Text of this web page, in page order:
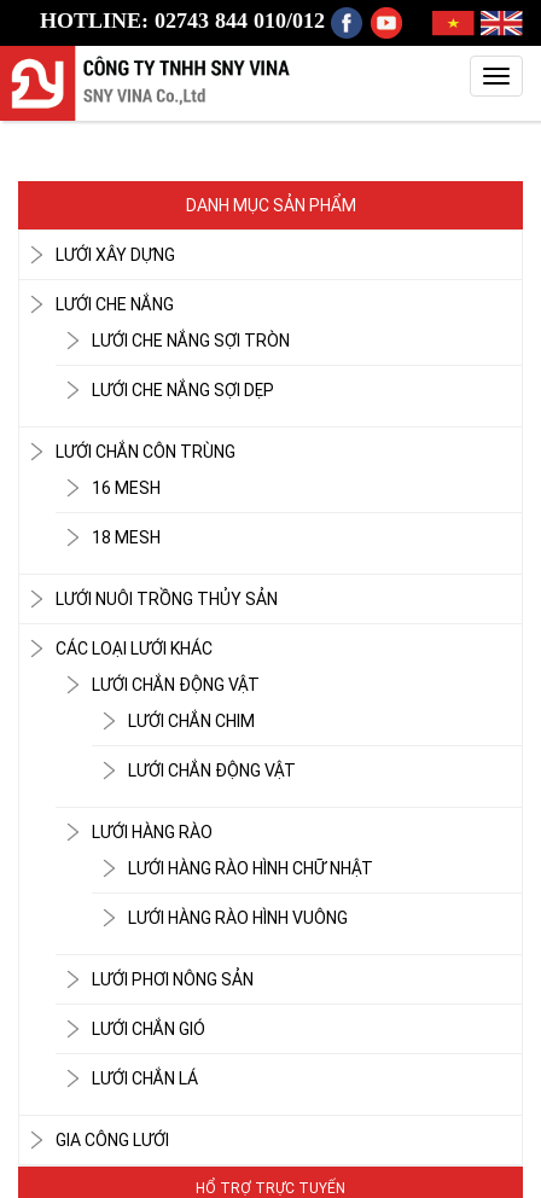
HOTLINE: 02743 844 010/012
DANH MỤC SẢN PHẨM
LƯỚI XÂY DỰNG
LƯỚI CHE NẮNG
LƯỚI CHE NẮNG SỢI TRÒN
LƯỚI CHE NẮNG SỢI DẸP
LƯỚI CHẮN CÔN TRÙNG
16 MESH
18 MESH
LƯỚI NUÔI TRỒNG THỦY SẢN
CÁC LOẠI LƯỚI KHÁC
LƯỚI CHẮN ĐỘNG VẬT
LƯỚI CHẮN CHIM
LƯỚI CHẮN ĐỘNG VẬT
LƯỚI HÀNG RÀO
LƯỚI HÀNG RÀO HÌNH CHỮ NHẬT
LƯỚI HÀNG RÀO HÌNH VUÔNG
LƯỚI PHƠI NÔNG SẢN
LƯỚI CHẮN GIÓ
LƯỚI CHẮN LÁ
GIA CÔNG LƯỚI
HỔ TRỢ TRỰC TUYẾN
LƯỚI CHE NẮNG